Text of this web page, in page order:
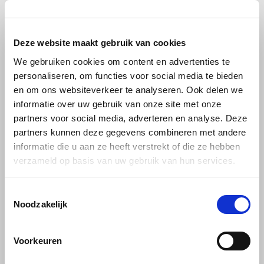
Deze website maakt gebruik van cookies
We gebruiken cookies om content en advertenties te
personaliseren, om functies voor social media te bieden
en om ons websiteverkeer te analyseren. Ook delen we
informatie over uw gebruik van onze site met onze
partners voor social media, adverteren en analyse. Deze
partners kunnen deze gegevens combineren met andere
informatie die u aan ze heeft verstrekt of die ze hebben
verzameld op basis van uw gebruik van hun services.
Noodzakelijk
Voorkeuren
Kimbo
La Brasiliana
Lavazza
Lazarro
L’OR
Lucaffé Exquisit bonen; is voor
de liefhebbers van de zachte
Arabica bonen, maar ook
graag een toon van een
vleugje chocolade waarderen.
Dit door een melange van 90%
Arabica en 10% Robusta
bonen.
€20,99
Ontdek met dit Lucaffe
proefpakket welk koffie
Perfect om deze nieuwe
koffiesoorten te verkennen
en uw smaakvoorkeur te
ontwikkelen.
€79,38 €77,38
Lucaffé koffiebonen: Italiaanse passie
Lucaffé koffiebonen
brengen het beste van Italiaanse koffiecultuur